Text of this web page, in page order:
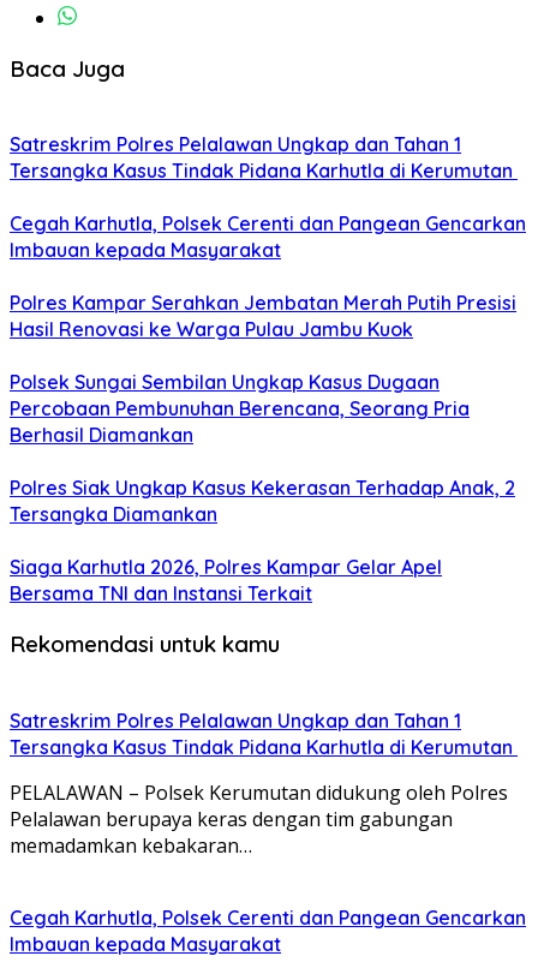
Baca Juga
Satreskrim Polres Pelalawan Ungkap dan Tahan 1
Tersangka Kasus Tindak Pidana Karhutla di Kerumutan
Cegah Karhutla, Polsek Cerenti dan Pangean Gencarkan
Imbauan kepada Masyarakat
Polres Kampar Serahkan Jembatan Merah Putih Presisi
Hasil Renovasi ke Warga Pulau Jambu Kuok
Polsek Sungai Sembilan Ungkap Kasus Dugaan
Percobaan Pembunuhan Berencana, Seorang Pria
Berhasil Diamankan
Polres Siak Ungkap Kasus Kekerasan Terhadap Anak, 2
Tersangka Diamankan
Siaga Karhutla 2026, Polres Kampar Gelar Apel
Bersama TNI dan Instansi Terkait
Rekomendasi untuk kamu
Satreskrim Polres Pelalawan Ungkap dan Tahan 1
Tersangka Kasus Tindak Pidana Karhutla di Kerumutan
PELALAWAN – Polsek Kerumutan didukung oleh Polres
Pelalawan berupaya keras dengan tim gabungan
memadamkan kebakaran…
Cegah Karhutla, Polsek Cerenti dan Pangean Gencarkan
Imbauan kepada Masyarakat